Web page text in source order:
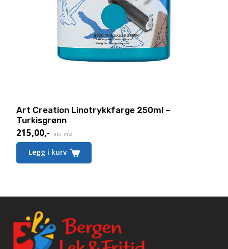
Art Creation Linotrykkfarge 250ml –
Turkisgrønn
215,00,- eks. mva.
Legg i kurv